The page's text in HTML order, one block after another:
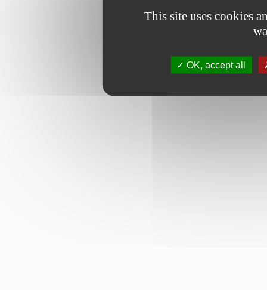
This site uses cookies
OK, accept all